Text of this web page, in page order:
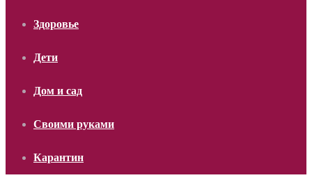
Здоровье
Дети
Дом и сад
Своими руками
Карантин